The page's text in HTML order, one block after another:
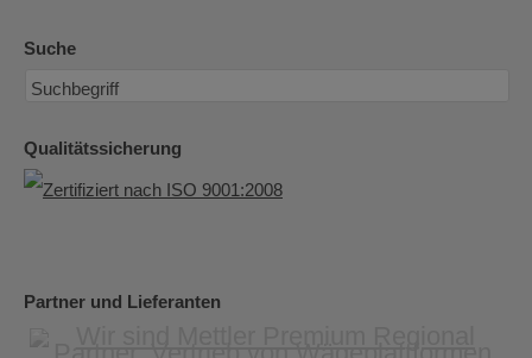
Suche
Qualitätssicherung
Partner und Lieferanten